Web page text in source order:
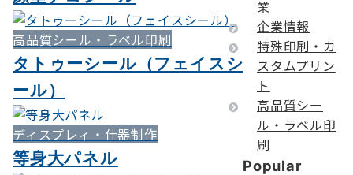
高品質シール・ラベル印刷
タトゥーシール（フェイスシ
ール）
ディスプレィ・什器制作
等身大パネル
業
企業情報
特殊印刷・カ
スタムプリン
ト
高品質シー
ル・ラベル印
刷
Popular